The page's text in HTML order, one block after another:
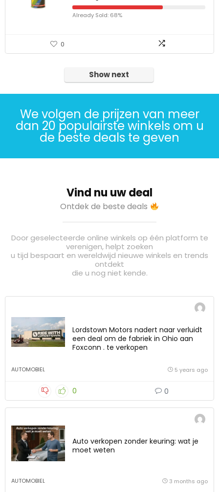
Already Sold: 68%
0
Show next
We volgen de prijzen van meer
dan 20 populairste winkels om u
de beste deals te geven
Vind nu uw deal
Ontdek de beste deals
Door geselecteerde online winkels op één platform te
verenigen, helpt zoeken
u tijd bespaart en wereldwijd nieuwe winkels en trends
ontdekt
die u nog niet kende.
Lordstown Motors nadert naar verluidt
een deal om de fabriek in Ohio aan
Foxconn . te verkopen
AUTOMOBIEL 5 years ago
0 0
Auto verkopen zonder keuring: wat je
moet weten
AUTOMOBIEL 3 months ago